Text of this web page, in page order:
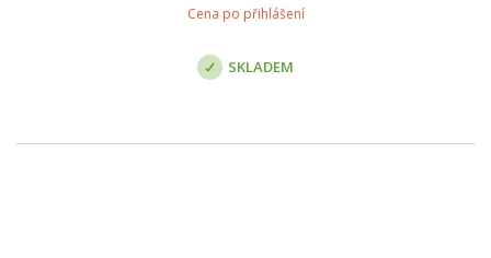
Cena po přihlášení
SKLADEM